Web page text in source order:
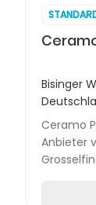
Bisinger
Ceramo
Anbieter